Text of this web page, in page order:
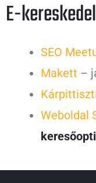
E-
SEO
Makett –
Weboldal